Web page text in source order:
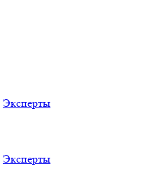
Эксперты
Эксперты